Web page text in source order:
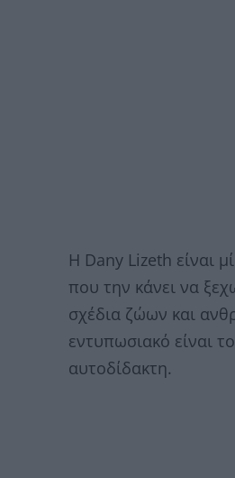
Η Dany Lizeth είναι
που την κάνει να
σχέδια ζώων και
εντυπωσιακό είναι
αυτοδίδακτη.